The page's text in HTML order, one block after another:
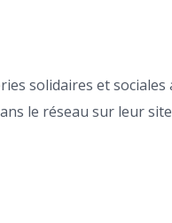
solidaires et
le réseau sur leur